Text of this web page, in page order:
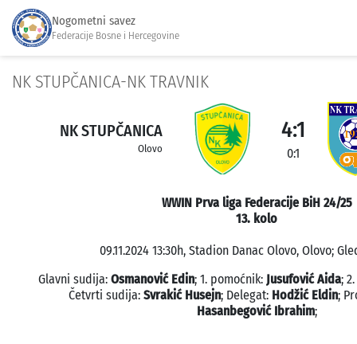
Nogometni savez
Federacije Bosne i Hercegovine
NK STUPČANICA-NK TRAVNIK
NK STUPČANICA
Olovo
4:1
0:1
WWIN Prva liga Federacije BiH 24/25
13. kolo
09.11.2024 13:30h, Stadion Danac Olovo, Olovo;
Glavni sudija: Osmanović Edin; 1. pomoćnik: Jusufović Aida;
Četvrti sudija: Svrakić Husejn; Delegat: Hodžić Eldin;
Hasanbegović Ibrahim;